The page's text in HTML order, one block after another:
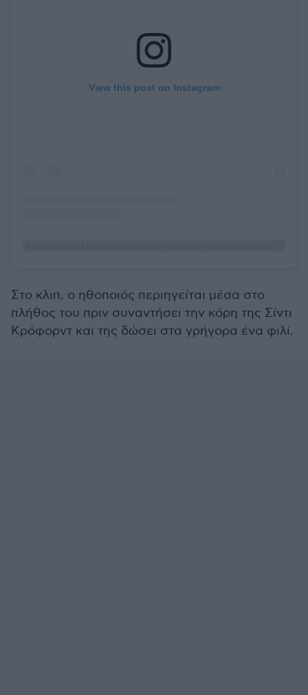
View this post on Instagram
Στο κλιπ, ο ηθοποιός περιηγείται μέσα στο
πλήθος του πριν συναντήσει την κόρη της Σίντι
Κρόφορντ και της δώσει στα γρήγορα ένα φιλί.